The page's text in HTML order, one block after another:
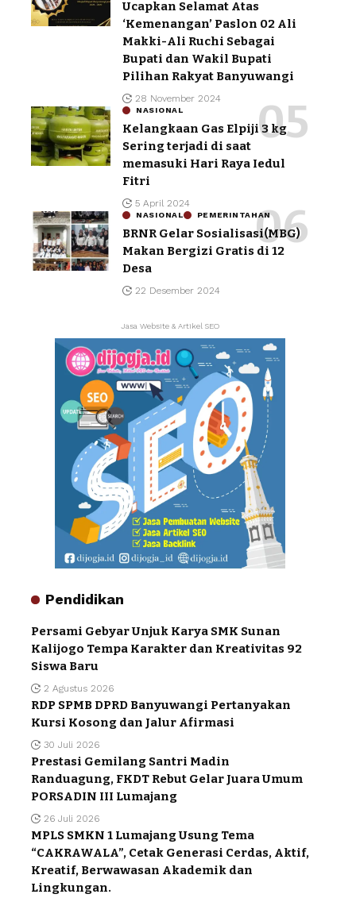
Ucapkan Selamat Atas
‘Kemenangan’ Paslon 02 Ali
Makki-Ali Ruchi Sebagai
Bupati dan Wakil Bupati
Pilihan Rakyat Banyuwangi
28 November 2024
NASIONAL
Kelangkaan Gas Elpiji 3 kg
Sering terjadi di saat
memasuki Hari Raya Iedul
Fitri
5 April 2024
NASIONAL PEMERINTAHAN
BRNR Gelar Sosialisasi(MBG)
Makan Bergizi Gratis di 12
Desa
22 Desember 2024
Jasa Website & Artikel SEO
Pendidikan
Persami Gebyar Unjuk Karya SMK Sunan
Kalijogo Tempa Karakter dan Kreativitas 92
Siswa Baru
2 Agustus 2026
RDP SPMB DPRD Banyuwangi Pertanyakan
Kursi Kosong dan Jalur Afirmasi
30 Juli 2026
Prestasi Gemilang Santri Madin
Randuagung, FKDT Rebut Gelar Juara Umum
PORSADIN III Lumajang
26 Juli 2026
MPLS SMKN 1 Lumajang Usung Tema
“CAKRAWALA”, Cetak Generasi Cerdas, Aktif,
Kreatif, Berwawasan Akademik dan
Lingkungan.